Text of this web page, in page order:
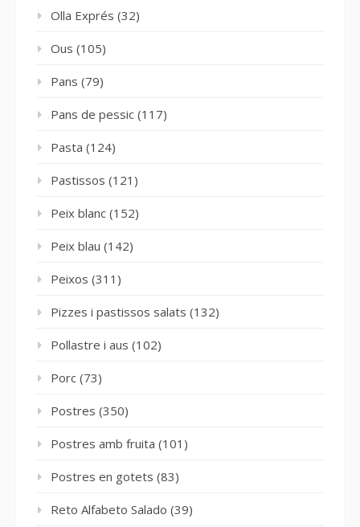
Olla Exprés (32)
Ous (105)
Pans (79)
Pans de pessic (117)
Pasta (124)
Pastissos (121)
Peix blanc (152)
Peix blau (142)
Peixos (311)
Pizzes i pastissos salats (132)
Pollastre i aus (102)
Porc (73)
Postres (350)
Postres amb fruita (101)
Postres en gotets (83)
Reto Alfabeto Salado (39)